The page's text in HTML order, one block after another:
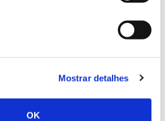
Mostrar detalhes
OK
procuram jovens voluntários